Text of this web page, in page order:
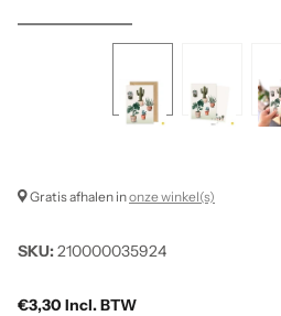
Gratis afhalen inonze winkel(s)
SKU:210000035924
€3,30 Incl. BTW